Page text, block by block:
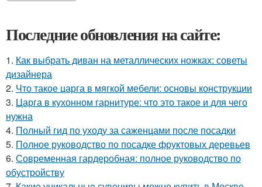
Последние обновления на сайте:
1. Как выбрать диван на металлических ножках: советы
дизайнера
2. Что такое царга в мягкой мебели: основы конструкции
3. Царга в кухонном гарнитуре: что это такое и для чего
нужна
4. Полный гид по уходу за саженцами после посадки
5. Полное руководство по посадке фруктовых деревьев
6. Современная гардеробная: полное руководство по
обустройству